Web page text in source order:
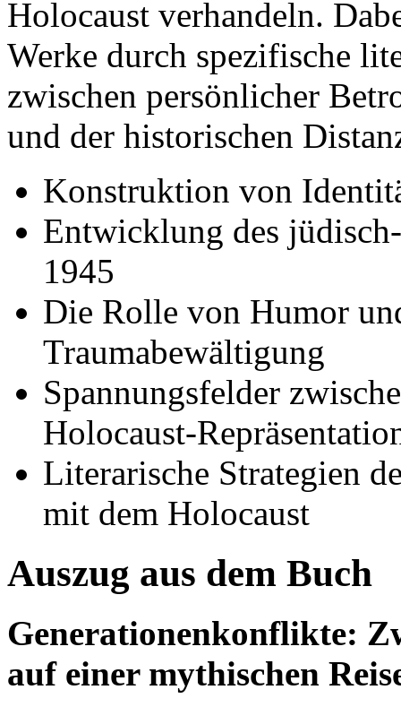
Holocaust verhandeln.
Werke durch spezifische
zwischen persönlicher
und der historischen
Konstruktion von
Entwicklung des
1945
Die Rolle von Humor
Traumabewältigung
Spannungsfelder
Holocaust-
Literarische Strategien
mit dem Holocaust
Auszug aus dem Buch
Generationenkonflikte:
auf einer mythischen